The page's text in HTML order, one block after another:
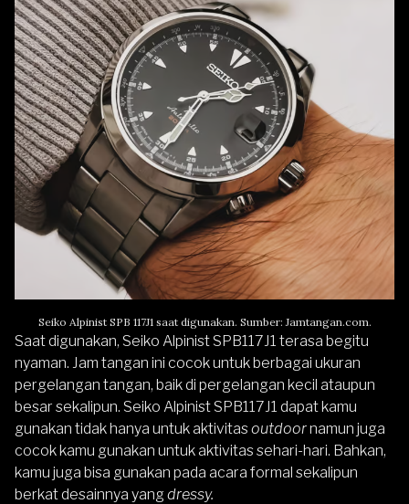
Seiko Alpinist SPB 117J1 saat digunakan. Sumber: Jamtangan.com.
Saat digunakan, Seiko Alpinist SPB117J1 terasa begitu
nyaman. Jam tangan ini cocok untuk berbagai ukuran
pergelangan tangan, baik di pergelangan kecil ataupun
besar sekalipun. Seiko Alpinist SPB117J1 dapat kamu
gunakan tidak hanya untuk aktivitasoutdoornamun juga
cocok kamu gunakan untuk aktivitas sehari-hari. Bahkan,
kamu juga bisa gunakan pada acara formal sekalipun
berkat desainnya yang dressy.